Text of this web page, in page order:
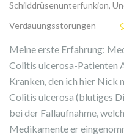
Schilddrüsenunterfunkion,
Verdauungsstörungen
Meine erste Erfahrung:
Colitis ulcerosa-Patienten
Kranken, den ich hier Nick
Colitis ulcerosa (blutiges
bei der Fallaufnahme,
Medikamente er